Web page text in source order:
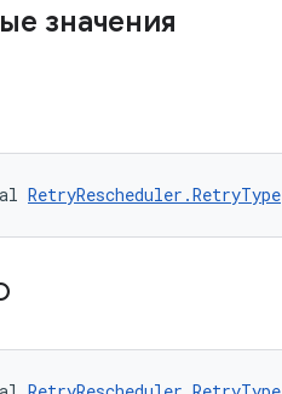
значения
RetryRescheduler.RetryType